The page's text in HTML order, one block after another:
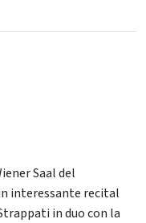
Saal del
interessante recital
in duo con la